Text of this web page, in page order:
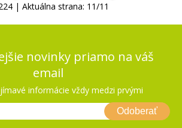
| Aktuálna strana: 11/11
novinky priamo na váš
email
informácie vždy medzi prvými
Odoberať